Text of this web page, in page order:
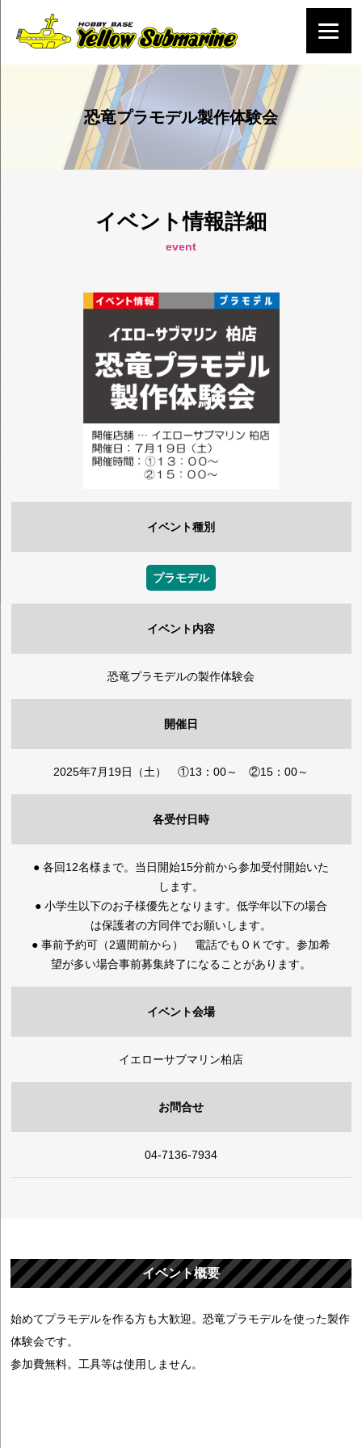
恐竜プラモデル製作体験会
イベント情報詳細
event
イベント種別
プラモデル
イベント内容
恐竜プラモデルの製作体験会
開催日
2025年7月19日（土） ①13：00～ ②15：00～
各受付日時
● 各回12名様まで。当日開始15分前から参加受付開始いた
します。
● 小学生以下のお子様優先となります。低学年以下の場合
は保護者の方同伴でお願いします。
● 事前予約可（2週間前から） 電話でもＯＫです。参加希
望が多い場合事前募集終了になることがあります。
イベント会場
イエローサブマリン柏店
お問合せ
04-7136-7934
イベント概要
始めてプラモデルを作る方も大歓迎。恐竜プラモデルを使った製作
体験会です。
参加費無料。工具等は使用しません。